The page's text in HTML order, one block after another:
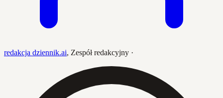
redakcja dziennik.ai, Zespół redakcyjny ·